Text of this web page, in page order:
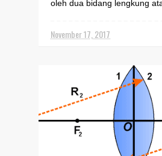
oleh dua bidang lengkung
November 17, 2017